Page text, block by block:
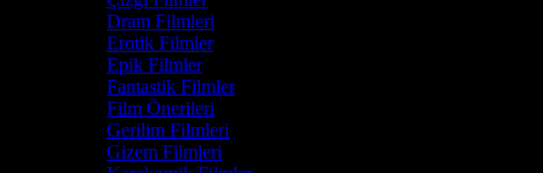
Dram Filmleri
Erotik Filmler
Epik Filmler
Fantastik Filmler
Film Önerileri
Gerilim Filmleri
Gizem Filmleri